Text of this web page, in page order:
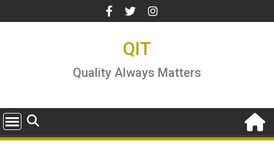
to
QIT
Quality Always Matters